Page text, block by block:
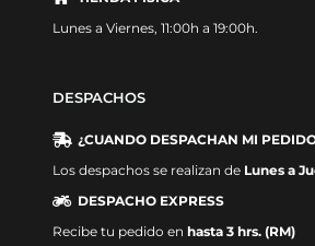
Lunes a Viernes, 11:00h a 19:00h.
DESPACHOS
¿CUANDO DESPACHAN MI
Los despachos se realizan de Lunes a
DESPACHO EXPRESS
Recibe tu pedido en hasta 3 hrs. (RM)